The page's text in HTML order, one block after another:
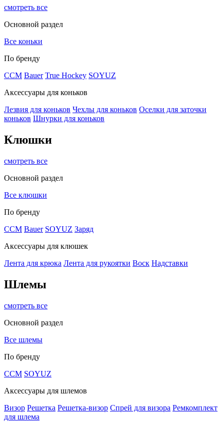
смотреть все
Основной раздел
Все коньки
По бренду
ССМ Bauer True Hockey SOYUZ
Аксессуары для коньков
Лезвия для коньков Чехлы для коньков Оселки для заточки
коньков Шнурки для коньков
Клюшки
смотреть все
Основной раздел
Все клюшки
По бренду
CCM Bauer SOYUZ Заряд
Аксессуары для клюшек
Лента для крюка Лента для рукоятки Воск Надставки
Шлемы
смотреть все
Основной раздел
Все шлемы
По бренду
CCM SOYUZ
Аксессуары для шлемов
Визор Решетка Решетка-визор Спрей для визора Ремкомплект
для шлема